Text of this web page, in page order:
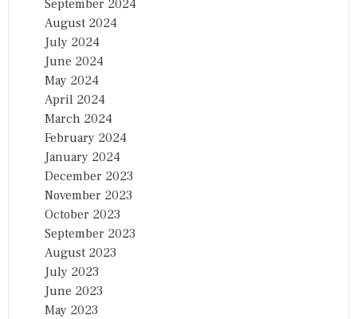
September 2024
August 2024
July 2024
June 2024
May 2024
April 2024
March 2024
February 2024
January 2024
December 2023
November 2023
October 2023
September 2023
August 2023
July 2023
June 2023
May 2023